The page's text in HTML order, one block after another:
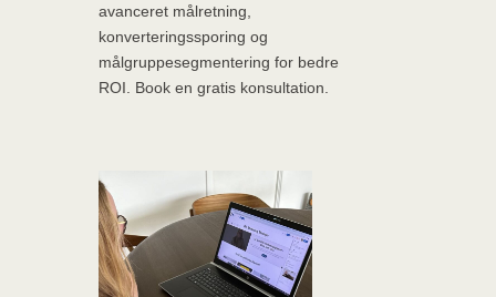
avanceret målretning,
konverteringssporing og
målgruppesegmentering for bedre
ROI. Book en gratis konsultation.